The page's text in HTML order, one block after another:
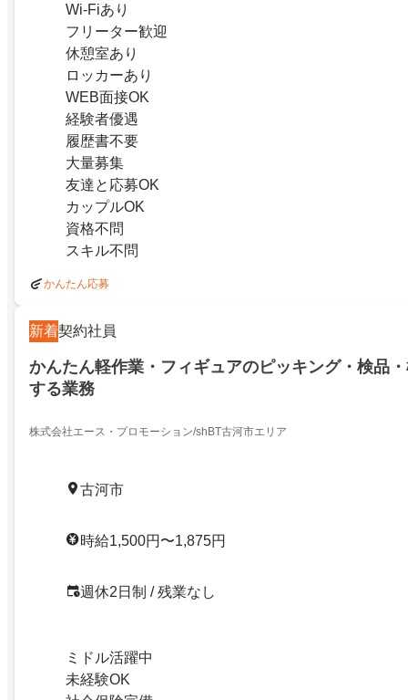
Wi-Fiあり
フリーター歓迎
休憩室あり
ロッカーあり
WEB面接OK
経験者優遇
履歴書不要
大量募集
友達と応募OK
カップルOK
資格不問
スキル不問
かんたん応募
新着契約社員
かんたん軽作業・フィギュアのピッキング・検品
する業務
株式会社エース・プロモーション/shBT古河市エリア
古河市
時給1,500円〜1,875円
週休2日制 / 残業なし
ミドル活躍中
未経験OK